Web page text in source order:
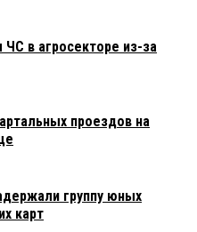
в агросекторе из-за
проездов на
группу юных
карт